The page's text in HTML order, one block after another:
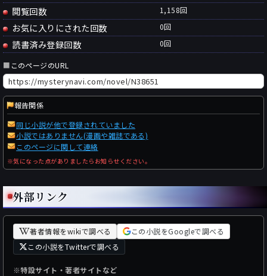
閲覧回数
1,158回
お気に入りにされた回数 0回
読書済み登録回数 0回
■ このページのURL
報告関係
同じ小説が他で登録されていました
小説ではありません(漫画や雑誌である)
このページに関して連絡
※気になった点がありましたらお知らせください。
外部リンク
著者情報をwikiで調べる
この小説をGoogleで調べる
この小説をTwitterで調べる
※特設サイト・著者サイトなど